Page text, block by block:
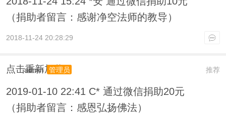
（捐助者留言：感谢净空法师的教导）
2018-11-24 20:28:29
点击重新加载 推荐
admin 管理员
2019-01-10 22:41 C* 通过微信捐助20元
（捐助者留言：感恩弘扬佛法）